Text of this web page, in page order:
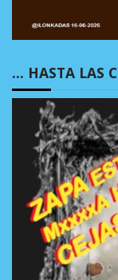
… HASTA LAS